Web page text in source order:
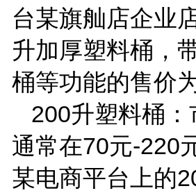
台某旗舢店企业
升加厚塑料桶，
桶等功能的售价
200升塑料桶
通常在70元-220
某电商平台上的